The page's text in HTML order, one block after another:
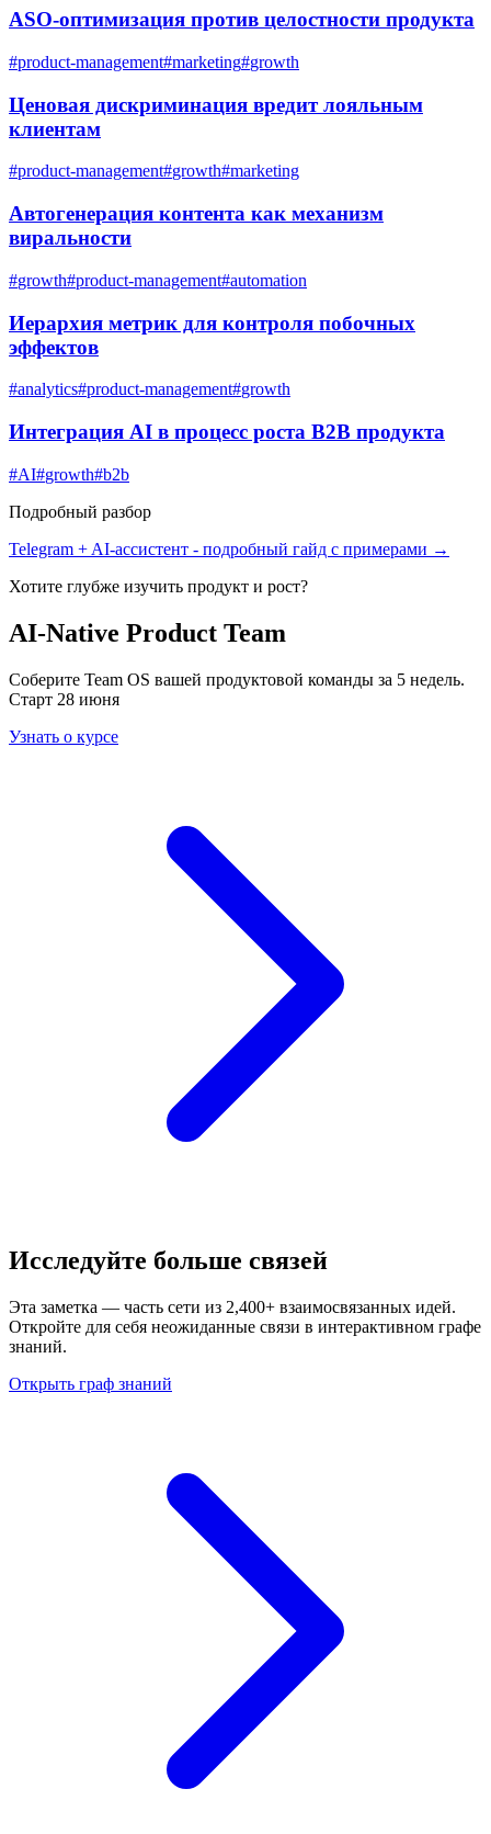
ASO-оптимизация против целостности продукта
#product-management#marketing#growth
Ценовая дискриминация вредит лояльным
клиентам
#product-management#growth#marketing
Автогенерация контента как механизм
виральности
#growth#product-management#automation
Иерархия метрик для контроля побочных
эффектов
#analytics#product-management#growth
Интеграция AI в процесс роста B2B продукта
#AI#growth#b2b
Подробный разбор
Telegram + AI-ассистент - подробный гайд с примерами →
Хотите глубже изучить продукт и рост?
AI-Native Product Team
Соберите Team OS вашей продуктовой команды за 5 недель.
Старт 28 июня
Узнать о курсе
Исследуйте больше связей
Эта заметка — часть сети из 2,400+ взаимосвязанных идей.
Откройте для себя неожиданные связи в интерактивном графе
знаний.
Открыть граф знаний